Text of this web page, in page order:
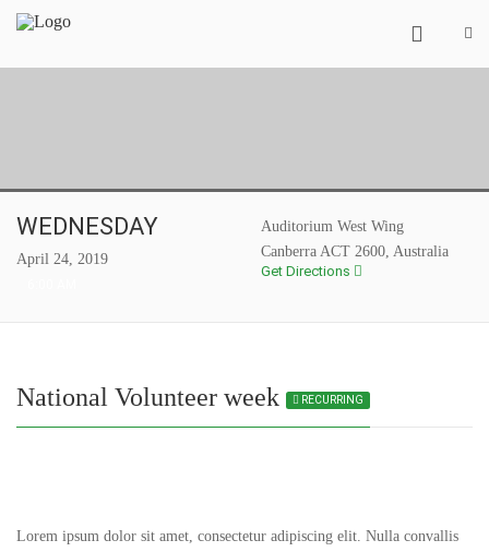
WEDNESDAY
April 24, 2019
Auditorium West Wing
Canberra ACT 2600, Australia
Get Directions
National Volunteer week RECURRING
Lorem ipsum dolor sit amet, consectetur adipiscing elit. Nulla convallis